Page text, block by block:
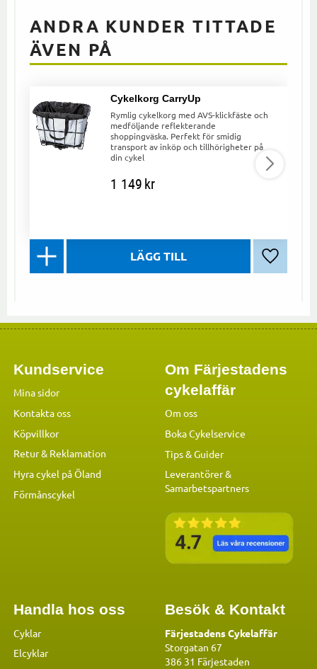
ANDRA KUNDER TITTADE
ÄVEN PÅ
Cykelkorg CarryUp
Rymlig cykelkorg med AVS-klickfäste och
medföljande reflekterande
shoppingväska. Perfekt för smidig
transport av inköp och tillhörigheter på
din cykel
1 149kr
Lägg till
Kundservice
Mina sidor
Kontakta oss
Köpvillkor
Retur & Reklamation
Hyra cykel på Öland
Förmånscykel
Om Färjestadens
cykelaffär
Om oss
Boka Cykelservice
Tips & Guider
Leverantörer &
Samarbetspartners
Handla hos oss
Cyklar
Elcyklar
Besök & Kontakt
Färjestadens Cykelaffär
Storgatan 67
386 31 Färjestaden